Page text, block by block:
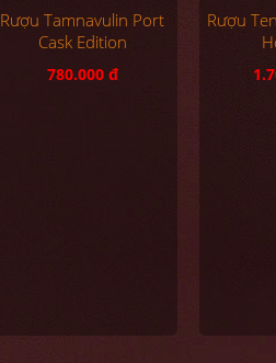
Rượu Tamnavulin Port
Cask Edition
780.000 đ
Rượu